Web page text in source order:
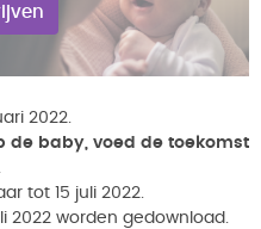
2022.
de baby, voed de toekomst
tot 15 juli 2022.
2022 worden gedownload.